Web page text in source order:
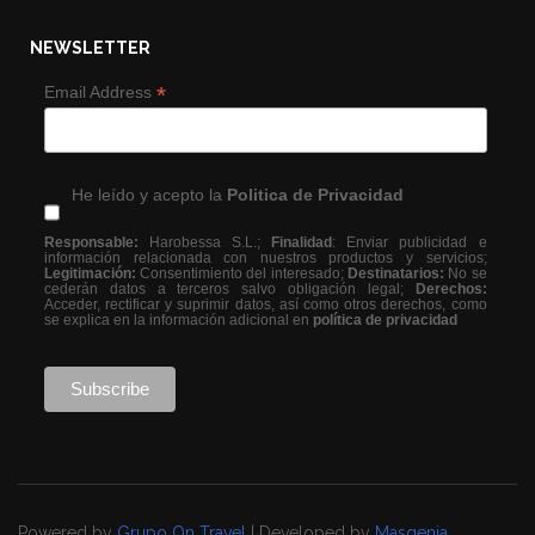
NEWSLETTER
Email Address *
He leído y acepto la Politica de Privacidad
Responsable: Harobessa S.L.; Finalidad : Enviar publicidad e
información relacionada con nuestros productos y servicios;
Legitimación: Consentimiento del interesado; Destinatarios: No se
cederán datos a terceros salvo obligación legal;
Derechos:
Acceder, rectificar y suprimir datos, así como otros derechos, como
se explica en la información adicional en política de privacidad